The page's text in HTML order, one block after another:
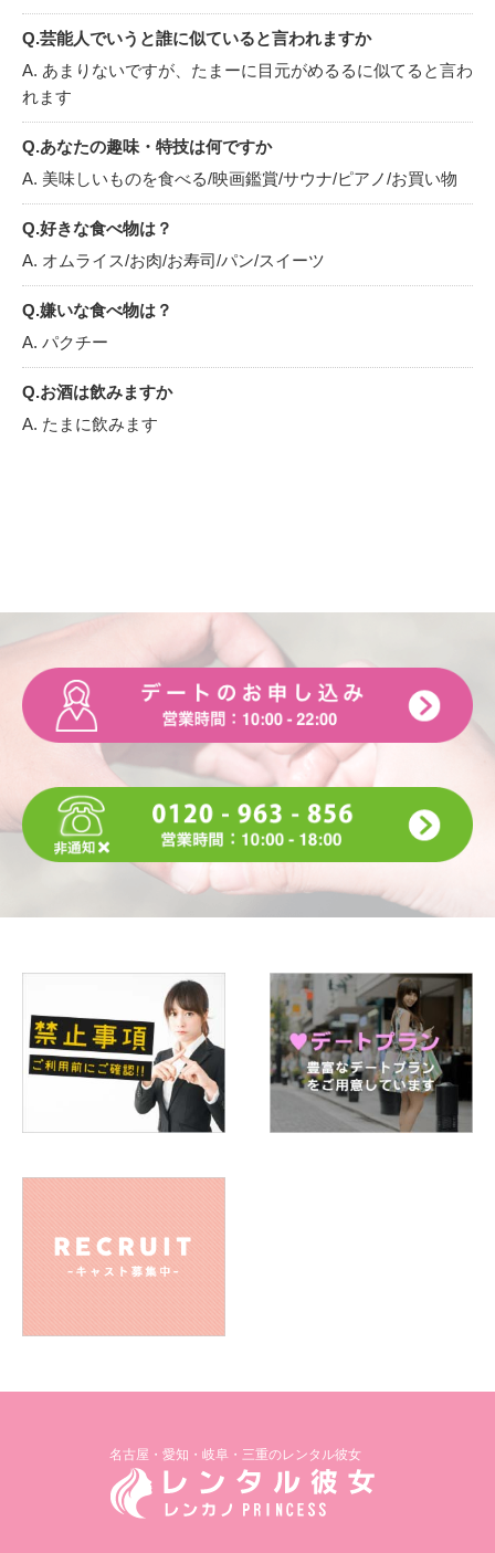
Q.芸能人でいうと誰に似ていると言われますか
A. あまりないですが、たまーに目元がめるるに似てると言わ
れます
Q.あなたの趣味・特技は何ですか
A. 美味しいものを食べる/映画鑑賞/サウナ/ピアノ/お買い物
Q.好きな食べ物は？
A. オムライス/お肉/お寿司/パン/スイーツ
Q.嫌いな食べ物は？
A. パクチー
Q.お酒は飲みますか
A. たまに飲みます
Q.好きな漫画・本・雑誌は何ですか
A. 韓ドラ
Q.好きな音楽（ジャンルやアーティスト）は何ですか
A. アイドル好きです！
Q.好きなテレビ番組・映画は何ですか
A. 月曜から夜更かし
Q.好きな芸能人は誰ですか
A. TWICEのサナ
Q.学生の頃に入っていた部活動は何ですか
A. テニス/バドミントン
Q.ストレスの解消方法は？
A. 景色が綺麗なところに行きたい！全国の美味しいもの食べ
たいなー
Q.過去または現在の習い事、資格の有無など教えてください
Q.将来の夢や頑張っていることは何ですか
名古屋・愛知・岐阜・三重のレンタル彼女